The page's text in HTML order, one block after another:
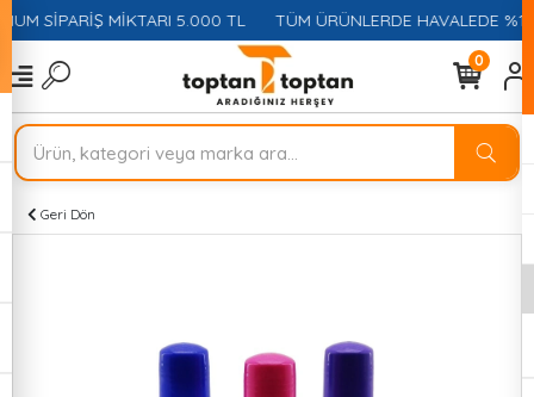
SİPARİŞ MİKTARI 5.000 TL TÜM ÜRÜNLERDE HAVALEDE
0
Geri Dön